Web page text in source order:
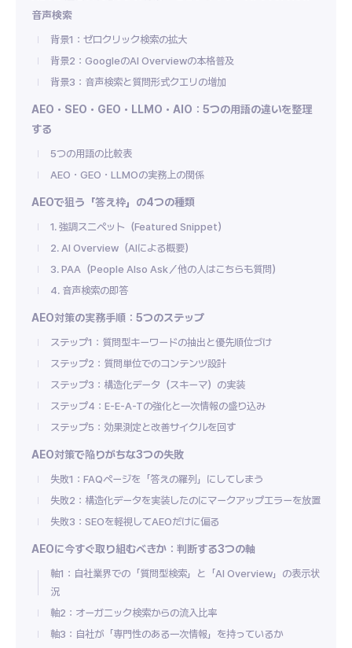
音声検索
背景1：ゼロクリック検索の拡大
背景2：GoogleのAI Overviewの本格普及
背景3：音声検索と質問形式クエリの増加
AEO・SEO・GEO・LLMO・AIO：5つの用語の違いを整理
する
5つの用語の比較表
AEO・GEO・LLMOの実務上の関係
AEOで狙う「答え枠」の4つの種類
1. 強調スニペット（Featured Snippet）
2. AI Overview（AIによる概要）
3. PAA（People Also Ask／他の人はこちらも質問）
4. 音声検索の即答
AEO対策の実務手順：5つのステップ
ステップ1：質問型キーワードの抽出と優先順位づけ
ステップ2：質問単位でのコンテンツ設計
ステップ3：構造化データ（スキーマ）の実装
ステップ4：E-E-A-Tの強化と一次情報の盛り込み
ステップ5：効果測定と改善サイクルを回す
AEO対策で陥りがちな3つの失敗
失敗1：FAQページを「答えの羅列」にしてしまう
失敗2：構造化データを実装したのにマークアップエラーを放置
失敗3：SEOを軽視してAEOだけに偏る
AEOに今すぐ取り組むべきか：判断する3つの軸
軸1：自社業界での「質問型検索」と「AI Overview」の表示状
況
軸2：オーガニック検索からの流入比率
軸3：自社が「専門性のある一次情報」を持っているか